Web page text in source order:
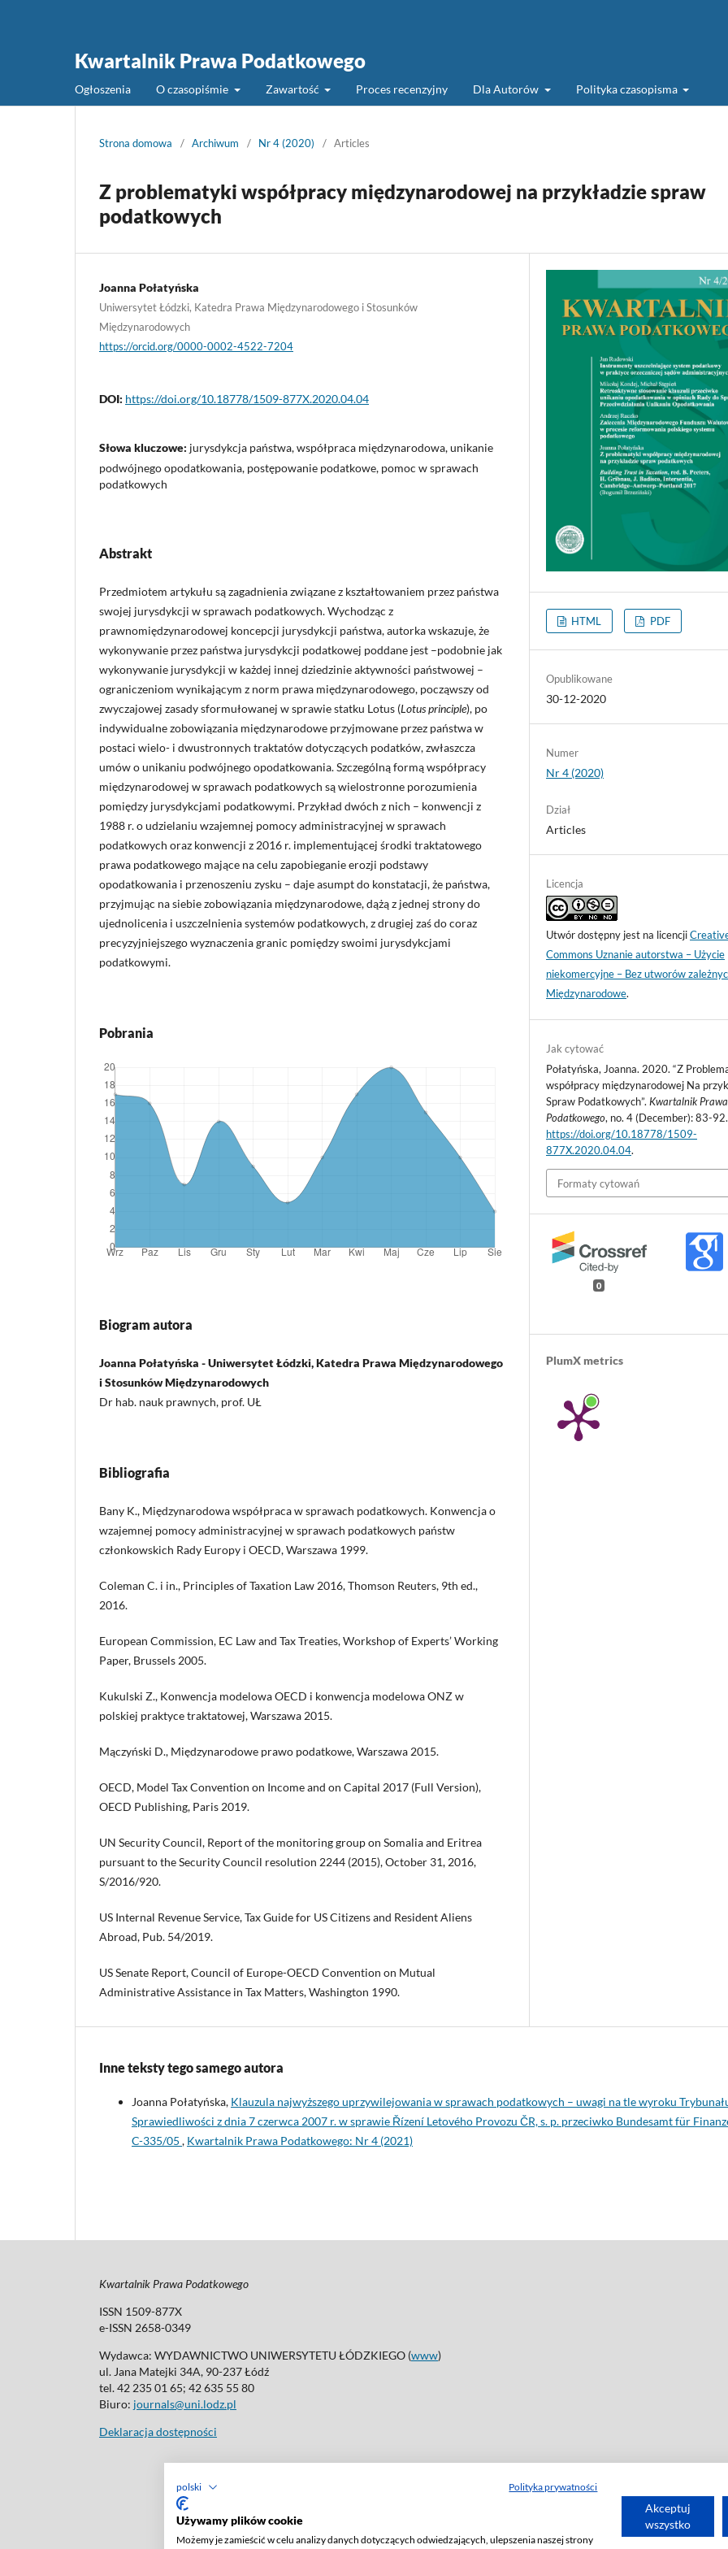
polski Polityka prywatności
Używamy plików cookie
Możemy je zamieścić w celu analizy danych dotyczących odwiedzających, ulepszenia naszej strony
Akceptuj
wszystko
Kwartalnik Prawa Podatkowego
Ogłoszenia O czasopiśmie Zawartość Proces recenzyjny Dla Autorów Polityka czasopisma
Strona domowa / Archiwum / Nr 4 (2020) / Articles
Z problematyki współpracy międzynarodowej na przykładzie spraw
podatkowych
Joanna Połatyńska
Uniwersytet Łódzki, Katedra Prawa Międzynarodowego i Stosunków
Międzynarodowych
https://orcid.org/0000-0002-4522-7204
DOI: https://doi.org/10.18778/1509-877X.2020.04.04
Słowa kluczowe: jurysdykcja państwa, współpraca międzynarodowa, unikanie
podwójnego opodatkowania, postępowanie podatkowe, pomoc w sprawach
podatkowych
Abstrakt
Przedmiotem artykułu są zagadnienia związane z kształtowaniem przez państwa
swojej jurysdykcji w sprawach podatkowych. Wychodząc z
prawnomiędzynarodowej koncepcji jurysdykcji państwa, autorka wskazuje, że
wykonywanie przez państwa jurysdykcji podatkowej poddane jest –podobnie jak
wykonywanie jurysdykcji w każdej innej dziedzinie aktywności państwowej –
ograniczeniom wynikającym z norm prawa międzynarodowego, począwszy od
zwyczajowej zasady sformułowanej w sprawie statku Lotus (Lotus principle), po
indywidualne zobowiązania międzynarodowe przyjmowane przez państwa w
postaci wielo- i dwustronnych traktatów dotyczących podatków, zwłaszcza
umów o unikaniu podwójnego opodatkowania. Szczególną formą współpracy
międzynarodowej w sprawach podatkowych są wielostronne porozumienia
pomiędzy jurysdykcjami podatkowymi. Przykład dwóch z nich – konwencji z
1988 r. o udzielaniu wzajemnej pomocy administracyjnej w sprawach
podatkowych oraz konwencji z 2016 r. implementującej środki traktatowego
prawa podatkowego mające na celu zapobieganie erozji podstawy
opodatkowania i przenoszeniu zysku – daje asumpt do konstatacji, że państwa,
przyjmując na siebie zobowiązania międzynarodowe, dążą z jednej strony do
ujednolicenia i uszczelnienia systemów podatkowych, z drugiej zaś do coraz
precyzyjniejszego wyznaczenia granic pomiędzy swoimi jurysdykcjami
podatkowymi.
Pobrania
Biogram autora
Joanna Połatyńska - Uniwersytet Łódzki, Katedra Prawa Międzynarodowego
i Stosunków Międzynarodowych
Dr hab. nauk prawnych, prof. UŁ
Bibliografia
Bany K., Międzynarodowa współpraca w sprawach podatkowych. Konwencja o
wzajemnej pomocy administracyjnej w sprawach podatkowych państw
członkowskich Rady Europy i OECD, Warszawa 1999.
Coleman C. i in., Principles of Taxation Law 2016, Thomson Reuters, 9th ed.,
2016.
European Commission, EC Law and Tax Treaties, Workshop of Experts’ Working
Paper, Brussels 2005.
Kukulski Z., Konwencja modelowa OECD i konwencja modelowa ONZ w
polskiej praktyce traktatowej, Warszawa 2015.
Mączyński D., Międzynarodowe prawo podatkowe, Warszawa 2015.
OECD, Model Tax Convention on Income and on Capital 2017 (Full Version),
OECD Publishing, Paris 2019.
UN Security Council, Report of the monitoring group on Somalia and Eritrea
pursuant to the Security Council resolution 2244 (2015), October 31, 2016,
S/2016/920.
US Internal Revenue Service, Tax Guide for US Citizens and Resident Aliens
Abroad, Pub. 54/2019.
US Senate Report, Council of Europe-OECD Convention on Mutual
Administrative Assistance in Tax Matters, Washington 1990.
HTML PDF
Opublikowane
30-12-2020
Numer
Nr 4 (2020)
Dział
Articles
Licencja
Utwór dostępny jest na licencji
Commons Uznanie autorstwa – Użycie
niekomercyjne – Bez utworów
Międzynarodowe.
Jak cytować
Połatyńska, Joanna. 2020. “Z
współpracy międzynarodowej Na
Spraw Podatkowych”.Kwartalnik Prawa
Podatkowego, no. 4 (December): 83-92.
https://doi.org/10.18778/1509-
877X.2020.04.04.
Formaty cytowań
0
PlumX metrics
Inne teksty tego samego autora
Joanna Połatyńska, Klauzula najwyższego uprzywilejowania w sprawach podatkowych – uwagi na tle wyroku
Sprawiedliwości z dnia 7 czerwca 2007 r. w sprawie Řízení Letového Provozu ČR, s. p. przeciwko Bundesamt für
C-335/05 , Kwartalnik Prawa Podatkowego: Nr 4 (2021)
Kwartalnik Prawa Podatkowego
ISSN 1509-877X
e-ISSN 2658-0349
Wydawca: WYDAWNICTWO UNIWERSYTETU ŁÓDZKIEGO (www)
ul. Jana Matejki 34A, 90-237 Łódź
tel. 42 235 01 65; 42 635 55 80
Biuro: journals@uni.lodz.pl
Deklaracja dostępności